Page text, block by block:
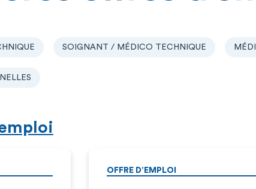
SOIGNANT / MÉDICO TECHNIQUE
OFFRE D’EMPLOI